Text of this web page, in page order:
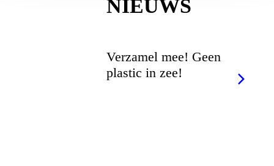
NIEUWS
Verzamel mee! Geen
plastic in zee!